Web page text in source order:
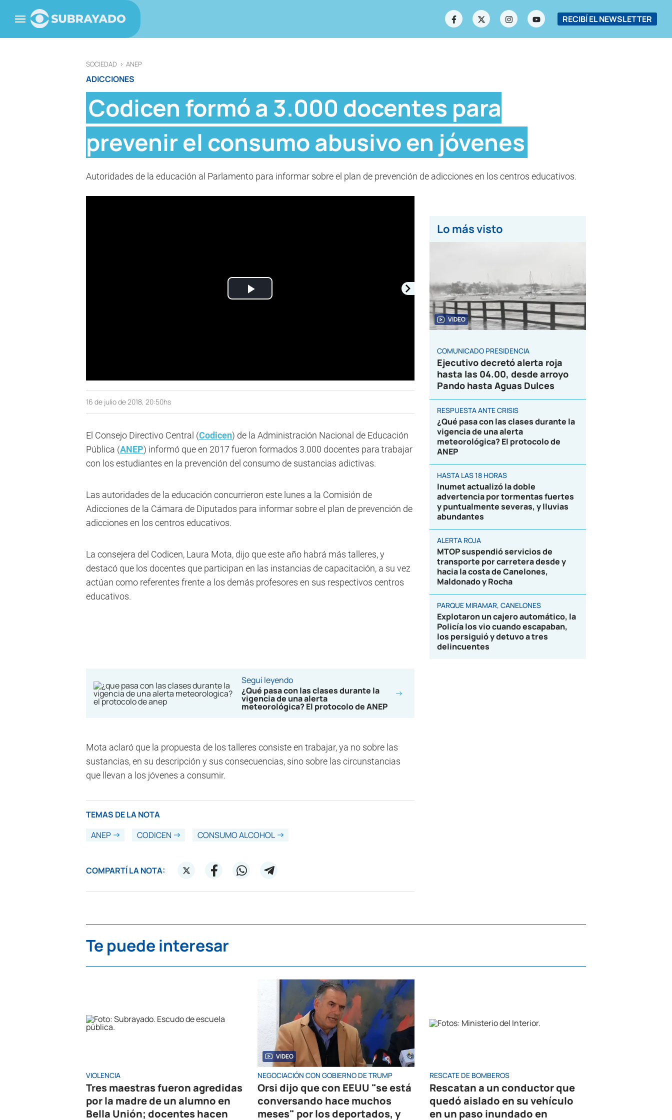
RECIBÍ EL NEWSLETTER
SOCIEDAD > ANEP
ADICCIONES
Codicen formó a 3.000 docentes para
prevenir el consumo abusivo en jóvenes
Autoridades de la educación al Parlamento para informar sobre el plan de prevención de adicciones en los centros educativos.
Play
16 de julio de 2018, 20:50hs
El Consejo Directivo Central (Codicen) de la Administración Nacional de Educación
Pública (ANEP) informó que en 2017 fueron formados 3.000 docentes para trabajar
con los estudiantes en la prevención del consumo de sustancias adictivas.
Las autoridades de la educación concurrieron este lunes a la Comisión de
Adicciones de la Cámara de Diputados para informar sobre el plan de prevención de
adicciones en los centros educativos.
La consejera del Codicen, Laura Mota, dijo que este año habrá más talleres, y
destacó que los docentes que participan en las instancias de capacitación, a su vez
actúan como referentes frente a los demás profesores en sus respectivos centros
educativos.
Seguí leyendo
¿Qué pasa con las clases durante la
vigencia de una alerta
meteorológica? El protocolo de ANEP
Mota aclaró que la propuesta de los talleres consiste en trabajar, ya no sobre las
sustancias, en su descripción y sus consecuencias, sino sobre las circunstancias
que llevan a los jóvenes a consumir.
TEMAS DE LA NOTA
ANEP
CODICEN CONSUMO ALCOHOL
COMPARTÍ LA NOTA:
Lo más visto
VIDEO
COMUNICADO PRESIDENCIA
Ejecutivo decretó alerta roja
hasta las 04.00, desde arroyo
Pando hasta Aguas Dulces
RESPUESTA ANTE CRISIS
¿Qué pasa con las clases durante la
vigencia de una alerta
meteorológica? El protocolo de
ANEP
HASTA LAS 18 HORAS
Inumet actualizó la doble
advertencia por tormentas fuertes
y puntualmente severas, y lluvias
abundantes
ALERTA ROJA
MTOP suspendió servicios de
transporte por carretera desde y
hacia la costa de Canelones,
Maldonado y Rocha
PARQUE MIRAMAR, CANELONES
Explotaron un cajero automático, la
Policía los vio cuando escapaban,
los persiguió y detuvo a tres
delincuentes
Te puede interesar
VIOLENCIA
Tres maestras fueron agredidas
por la madre de un alumno en
Bella Unión; docentes hacen
VIDEO
NEGOCIACIÓN CON GOBIERNO DE TRUMP
Orsi dijo que con EEUU "se está
conversando hace muchos
meses" por los deportados, y
RESCATE DE BOMBEROS
Rescatan a un conductor que
quedó aislado en su vehículo
en un paso inundado en